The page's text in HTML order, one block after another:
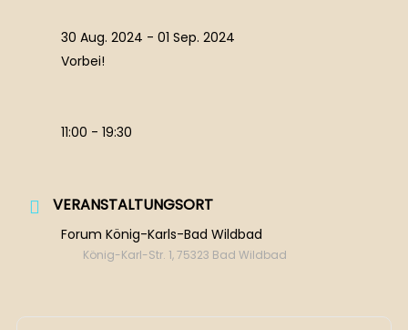
30 Aug. 2024 - 01 Sep. 2024
Vorbei!
11:00 - 19:30
VERANSTALTUNGSORT
Forum König-Karls-Bad Wildbad
König-Karl-Str. 1, 75323 Bad Wildbad